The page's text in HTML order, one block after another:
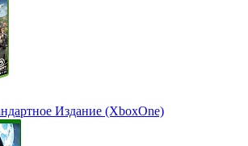
Издание (XboxOne)